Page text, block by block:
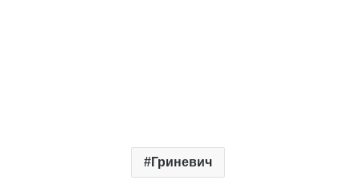
Гриневич